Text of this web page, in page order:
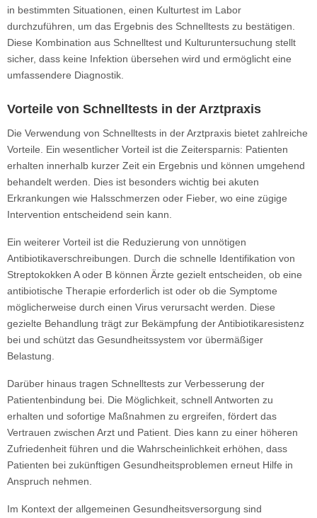
in bestimmten Situationen, einen Kulturtest im Labor
durchzuführen, um das Ergebnis des Schnelltests zu bestätigen.
Diese Kombination aus Schnelltest und Kulturuntersuchung stellt
sicher, dass keine Infektion übersehen wird und ermöglicht eine
umfassendere Diagnostik.
Vorteile von Schnelltests in der Arztpraxis
Die Verwendung von Schnelltests in der Arztpraxis bietet zahlreiche
Vorteile. Ein wesentlicher Vorteil ist die Zeitersparnis: Patienten
erhalten innerhalb kurzer Zeit ein Ergebnis und können umgehend
behandelt werden. Dies ist besonders wichtig bei akuten
Erkrankungen wie Halsschmerzen oder Fieber, wo eine zügige
Intervention entscheidend sein kann.
Ein weiterer Vorteil ist die Reduzierung von unnötigen
Antibiotikaverschreibungen. Durch die schnelle Identifikation von
Streptokokken A oder B können Ärzte gezielt entscheiden, ob eine
antibiotische Therapie erforderlich ist oder ob die Symptome
möglicherweise durch einen Virus verursacht werden. Diese
gezielte Behandlung trägt zur Bekämpfung der Antibiotikaresistenz
bei und schützt das Gesundheitssystem vor übermäßiger
Belastung.
Darüber hinaus tragen Schnelltests zur Verbesserung der
Patientenbindung bei. Die Möglichkeit, schnell Antworten zu
erhalten und sofortige Maßnahmen zu ergreifen, fördert das
Vertrauen zwischen Arzt und Patient. Dies kann zu einer höheren
Zufriedenheit führen und die Wahrscheinlichkeit erhöhen, dass
Patienten bei zukünftigen Gesundheitsproblemen erneut Hilfe in
Anspruch nehmen.
Im Kontext der allgemeinen Gesundheitsversorgung sind